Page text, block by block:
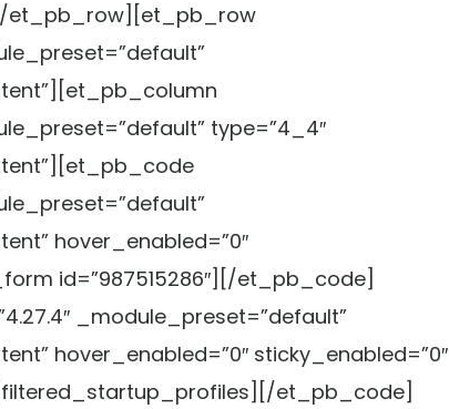
type=”4_4″
hover_enabled=”0″
id=”987515286″][/et_pb_code]
_module_preset=”default”
hover_enabled=”0″ sticky_enabled=”0″
et_pb_code]